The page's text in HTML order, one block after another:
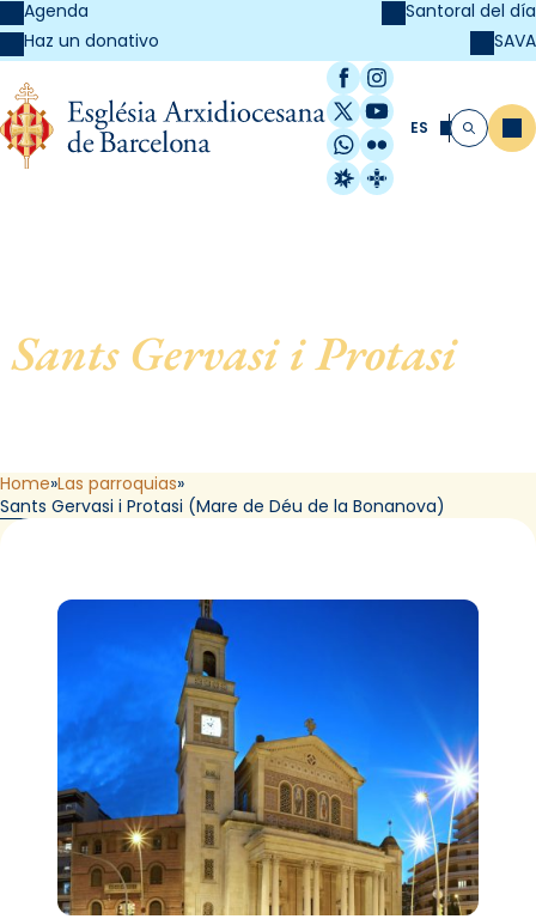
Agenda
Haz un donativo
Santoral del día
SAVA
Facebook
Instagram
X / Twitter
YouTube
WhatsApp
Flickr
Radio Estel
Catalunya
ES Buscar
Sants Gervasi i Protasi, de
Home Las parroquias
Sants Gervasi i Protasi (Mare de Déu de la Bonanova)